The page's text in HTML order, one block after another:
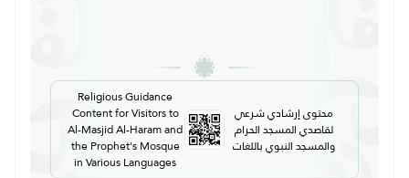
محتوى إرشادي شرعي
لقاصدي المسجد الحرام
والمسجد النبوي باللغات
Religious Guidance
Content for Visitors to
Al-Masjid Al-Haram and
the Prophet's Mosque
in Various Languages